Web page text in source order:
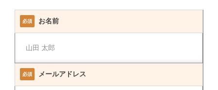
必須 お名前
必須 メールアドレス